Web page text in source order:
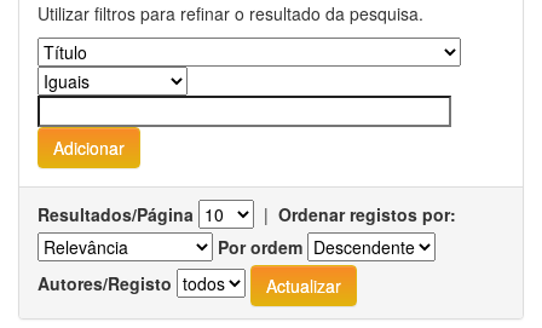
Utilizar filtros para refinar o resultado da pesquisa.
Resultados/Página | Ordenar registos por:
Por ordem
Autores/Registo